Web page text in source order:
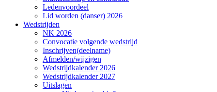
Ledenvoordeel
Lid worden (danser) 2026
Wedstrijden
NK 2026
Convocatie volgende wedstrijd
Inschrijven(deelname)
Afmelden/wijzigen
Wedstrijdkalender 2026
Wedstrijdkalender 2027
Uitslagen